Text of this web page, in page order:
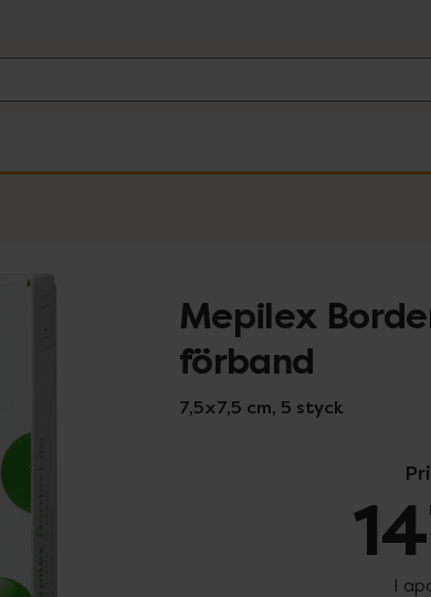
Mepilex
förband
7,5x7,5 cm, 5 styck
I